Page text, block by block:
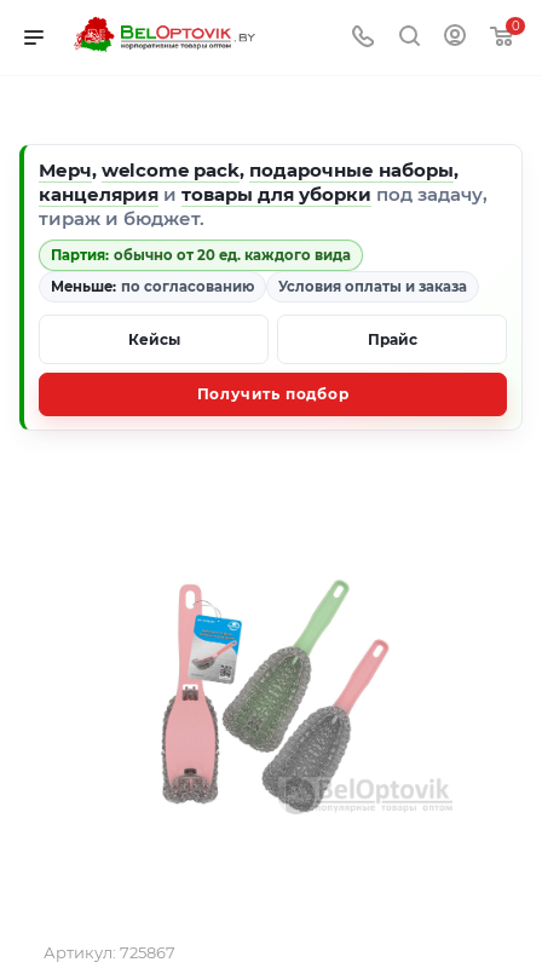
0
Мерч, welcome pack, подарочные наборы,
канцелярия и товары для уборки под задачу,
тираж и бюджет.
Партия: обычно от 20 ед. каждого вида
Меньше: по согласованию Условия оплаты и заказа
Кейсы Прайс
Получить подбор
Артикул: 725867